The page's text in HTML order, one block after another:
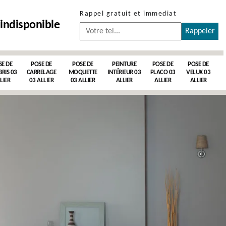
indisponible
Rappel gratuit et immediat
DE
03
POSE DE
CARRELAGE
03 ALLIER
POSE DE
MOQUETTE
03 ALLIER
PEINTURE
INTÉRIEUR 03
ALLIER
POSE DE
PLACO 03
ALLIER
POSE DE
VELUX 03
ALLIER